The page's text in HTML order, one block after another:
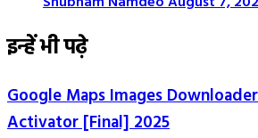
इन्हें भी पढ़े
Google Maps Images
Activator [Final] 2025